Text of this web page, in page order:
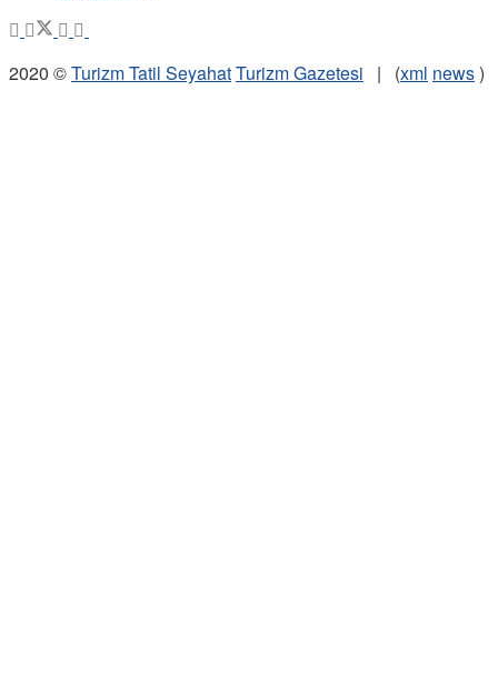
2020 ©Turizm Tatil SeyahatTurizm Gazetesi | (xml news)